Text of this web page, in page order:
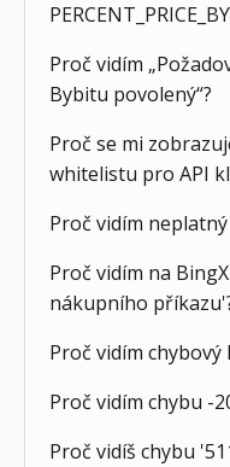
Proč vidím
Bybitu povolený“?
Proč se mi
whitelistu pro API
Proč vidím
Proč vidím na
nákupního
Proč vidím chybový
Proč vidím chybu -
Proč vidíš chybu